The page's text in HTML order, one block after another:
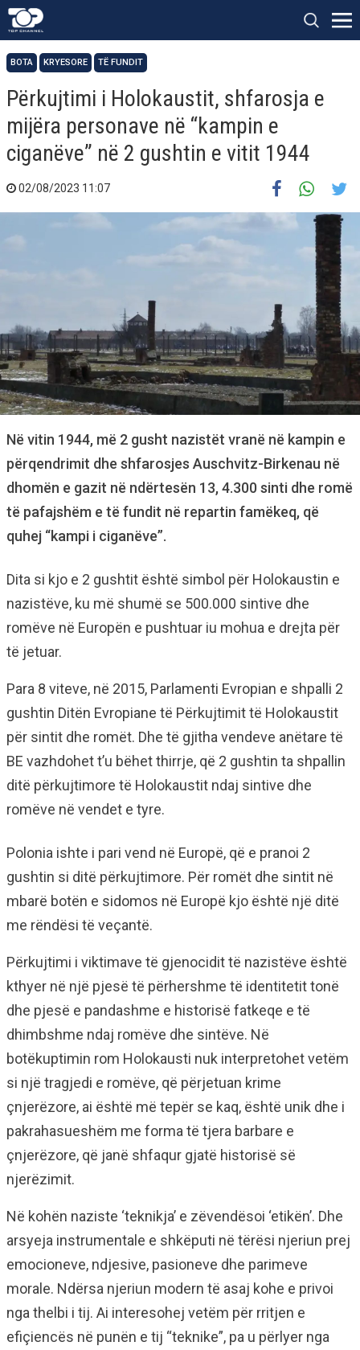
BOTA KRYESORE TË FUNDIT
Përkujtimi i Holokaustit, shfarosja e
mijëra personave në “kampin e
ciganëve” në 2 gushtin e vitit 1944
02/08/2023 11:07
Në vitin 1944, më 2 gusht nazistët vranë në kampin e
përqendrimit dhe shfarosjes Auschvitz-Birkenau në
dhomën e gazit në ndërtesën 13, 4.300 sinti dhe romë
të pafajshëm e të fundit në repartin famëkeq, që
quhej “kampi i ciganëve”.
Dita si kjo e 2 gushtit është simbol për Holokaustin e
nazistëve, ku më shumë se 500.000 sintive dhe
romëve në Europën e pushtuar iu mohua e drejta për
të jetuar.
Para 8 viteve, në 2015, Parlamenti Evropian e shpalli 2
gushtin Ditën Evropiane të Përkujtimit të Holokaustit
për sintit dhe romët. Dhe të gjitha vendeve anëtare të
BE vazhdohet t’u bëhet thirrje, që 2 gushtin ta shpallin
ditë përkujtimore të Holokaustit ndaj sintive dhe
romëve në vendet e tyre.
Polonia ishte i pari vend në Europë, që e pranoi 2
gushtin si ditë përkujtimore. Për romët dhe sintit në
mbarë botën e sidomos në Europë kjo është një ditë
me rëndësi të veçantë.
Përkujtimi i viktimave të gjenocidit të nazistëve është
kthyer në një pjesë të përhershme të identitetit tonë
dhe pjesë e pandashme e historisë fatkeqe e të
dhimbshme ndaj romëve dhe sintëve. Në
botëkuptimin rom Holokausti nuk interpretohet vetëm
si një tragjedi e romëve, që përjetuan krime
çnjerëzore, ai është më tepër se kaq, është unik dhe i
pakrahasueshëm me forma të tjera barbare e
çnjerëzore, që janë shfaqur gjatë historisë së
njerëzimit.
Në kohën naziste ‘teknikja’ e zëvendësoi ‘etikën’. Dhe
arsyeja instrumentale e shkëputi në tërësi njeriun prej
emocioneve, ndjesive, pasioneve dhe parimeve
morale. Ndërsa njeriun modern të asaj kohe e privoi
nga thelbi i tij. Ai interesohej vetëm për rritjen e
efiçiencës në punën e tij “teknike”, pa u përlyer nga